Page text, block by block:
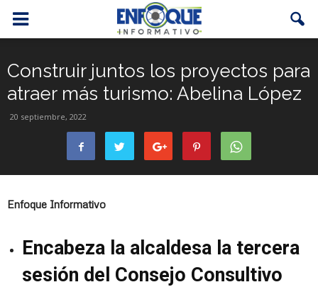
Construir juntos los proyectos para
atraer más turismo: Abelina López
20 septiembre, 2022
Enfoque Informativo
Encabeza la alcaldesa la tercera
sesión del Consejo Consultivo